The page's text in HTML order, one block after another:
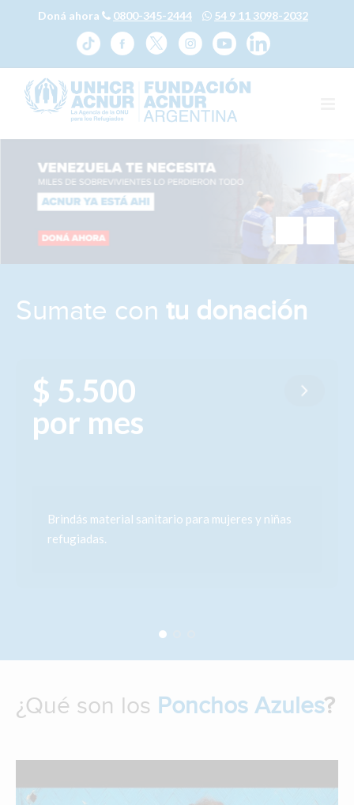
Doná ahora 0800-345-2444 54 9 11 3098-2032
Sumate con tu donación
$ 5.500
por mes
Brindás material sanitario para mujeres y niñas
refugiadas.
¿Qué son los Ponchos Azules?